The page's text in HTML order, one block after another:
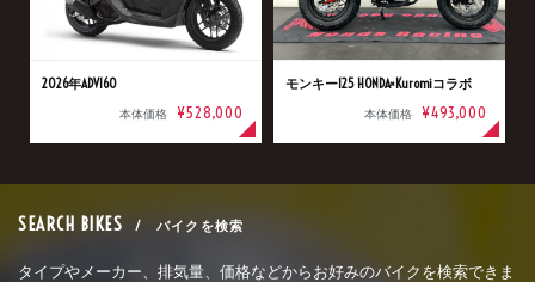
2026年ADV160
本体価格 ¥528,000
モンキー125 HONDA×Kuromiコラボ
本体価格 ¥493,000
SEARCH BIKES / バイクを検索
タイプやメーカー、排気量、価格などからお好みのバイクを検索できま